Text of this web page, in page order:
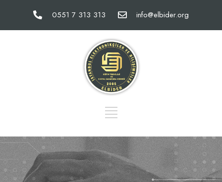
0551 7 313 313 info@elbider.org